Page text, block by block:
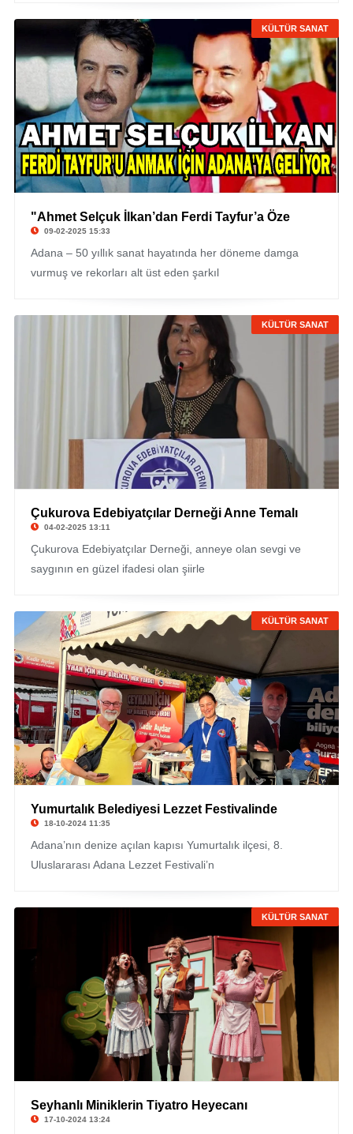
KÜLTÜR SANAT
"Ahmet Selçuk İlkan’dan Ferdi Tayfur’a Öze
09-02-2025 15:33
Adana – 50 yıllık sanat hayatında her döneme damga
vurmuş ve rekorları alt üst eden şarkıl
KÜLTÜR SANAT
Çukurova Edebiyatçılar Derneği Anne Temalı
04-02-2025 13:11
Çukurova Edebiyatçılar Derneği, anneye olan sevgi ve
saygının en güzel ifadesi olan şiirle
KÜLTÜR SANAT
Yumurtalık Belediyesi Lezzet Festivalinde
18-10-2024 11:35
Adana’nın denize açılan kapısı Yumurtalık ilçesi, 8.
Uluslararası Adana Lezzet Festivali’n
KÜLTÜR SANAT
Seyhanlı Miniklerin Tiyatro Heyecanı
17-10-2024 13:24